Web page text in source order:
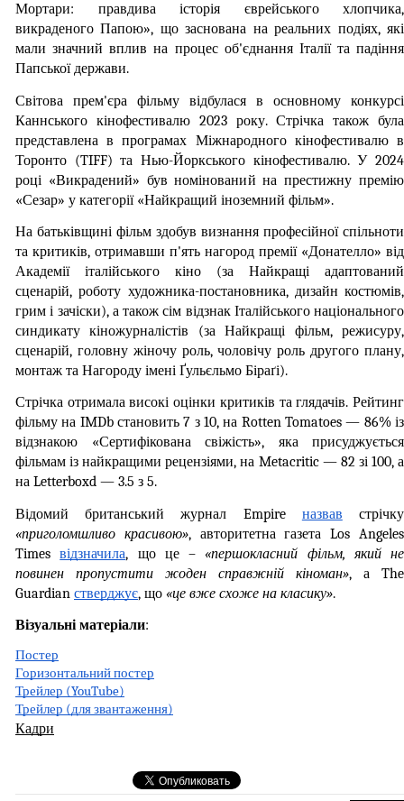
Мортари: правдива історія єврейського хлопчика,
викраденого Папою», що заснована на реальних подіях, які
мали значний вплив на процес об'єднання Італії та падіння
Папської держави.
Світова прем'єра фільму відбулася в основному конкурсі
Каннського кінофестивалю 2023 року. Стрічка також була
представлена в програмах Міжнародного кінофестивалю в
Торонто (TIFF) та Нью-Йоркського кінофестивалю. У 2024
році «Викрадений» був номінований на престижну премію
«Сезар» у категорії «Найкращий іноземний фільм».
На батьківщині фільм здобув визнання професійної спільноти
та критиків, отримавши п'ять нагород премії «Донателло» від
Академії італійського кіно (за Найкращі адаптований
сценарій, роботу художника-постановника, дизайн костюмів,
грим і зачіски), а також сім відзнак Італійського національного
синдикату кіножурналістів (за Найкращі фільм, режисуру,
сценарій, головну жіночу роль, чоловічу роль другого плану,
монтаж та Нагороду імені Ґульєльмо Біраґі).
Стрічка отримала високі оцінки критиків та глядачів. Рейтинг
фільму на IMDb становить 7 з 10, на Rotten Tomatoes — 86% із
відзнакою «Сертифікована свіжість», яка присуджується
фільмам із найкращими рецензіями, на Metacritic — 82 зі 100, а
на Letterboxd — 3.5 з 5.
Відомий британський журнал Empire назвав
«приголомшливо красивою», авторитетна газета Los Angeles
Times відзначила, що це – «першокласний фільм, який не
повинен пропустити жоден справжній кіноман», а The
Guardian стверджує, що «це вже схоже на класику».
Візуальні матеріали:
Постер
Горизонтальний постер
Трейлер (YouTube)
Трейлер (для звантаження)
Кадри